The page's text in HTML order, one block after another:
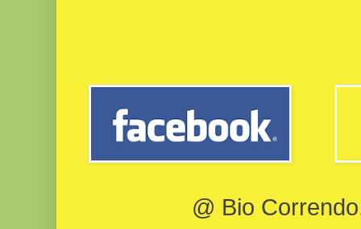
@ Bio